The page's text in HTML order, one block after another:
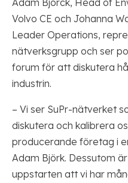
Volvo CE och Johanna
Leader Operations,
nätverksgrupp och ser
forum för att diskutera
industrin.
– Vi ser SuPr-nätverket
diskutera och kalibrera
producerande företag i
Adam Björk. Dessutom
uppstarten att vi har